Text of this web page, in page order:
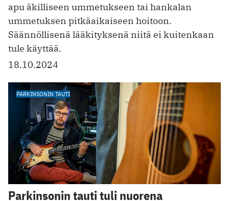
apu äkilliseen ummetukseen tai hankalan
ummetuksen pitkäaikaiseen hoitoon.
Säännöllisenä lääkityksenä niitä ei kuitenkaan
tule käyttää.
18.10.2024
PARKINSONIN TAUTI
Parkinsonin tauti tuli nuorena